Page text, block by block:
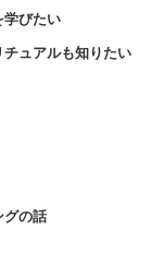
学びたい
チュアルも知りたい
グの話